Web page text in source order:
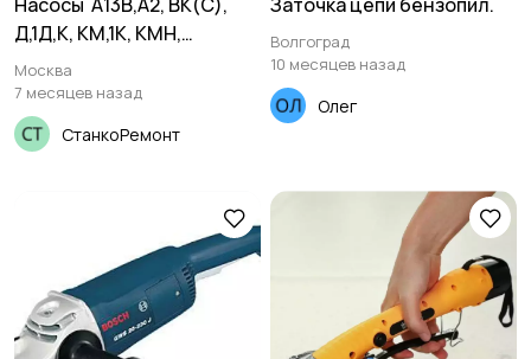
Д,1Д,К, КМ,1К, КМН,
КМХ,КсВ,НКУ,4НК,СД,ПДГ,
НД,СМ,
НПК,Ш40,Ш80,ЭЦВ,Х,АХ,АХ
Е,ХЕ,АХП,ПВН, KRS,Grundfo
Москва
7 месяцев назад
СтанкоРемонт
Волгоград
10 месяцев назад
Олег